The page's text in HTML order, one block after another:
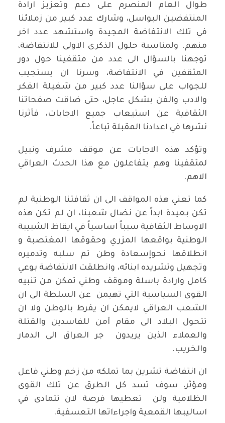
طوال العام المنصرم على دعم وتعزيز ارادة
المنتفضين البواسل، وشارك عدد كبير من زملائنا
في تلك الانتفاضة المجيدة واستشهد عدد اخر
منهم. ولمناسبة حلول الذكرى الاولى للانتفاضة،
توجهنا بالسؤال الى عدد من مثقفينا حول دور
المثقفين في الانتفاضة، وسرنا ان يستجيب
للجواب على سؤالنا عدد كبير من شغيلة الفكر
والادب والفن بشكل عاجل، حتى ضاقت صفحاتنا
الثقافية عن استيعاب جميع الاجابات، فآثرنا
نشرها في اعدادنا المقبلة تباعاً.
وتؤكد هذه الاجابات عن موقف مشرف ونبيل
لمثقفينا وهم يتفاعلون مع هذا الحدث العراقي
الاهم.
كما تعني هذه المواقف الى ان ثقافتنا الوطنية لم
تكن بعيدة ابداً عن نضال شعبنا، ان لم تكن هذه
الاوساط الثقافية سبباً اساسياً في ايقاظ الشبيبة
الوطنية بواقعها المزري وحقوقها المغتصبة و
انطلاقها نحوإسعادة وطن تم سلبه وتدميره
وتجهيل وتشريده ابنائه، وانطلقت الانتفاضة بوعي
كامل وارادة باسلة وموقف وطني تمكن من تنبيه
القوى السياسية التي تهيمن عن السلطة الى ان
الشعب العراقي لايمكن ان يفرط بالوطن ولا ان
تتحول البلاد الى مقام آمن للفاسدين والقتلة
والعملاء الذين يريدون جر العراق الى الدمار
والخريب.
ان انتفاضة تشرين بما تملكه من زخم وطني فاعل
ومؤثر، سوف تسد كل الطرق عن تلك القوى
الظلامية ولن تعطيها فرصة لان تتمادى في
اساليبها القمعية واجراءاتها التعسفية.